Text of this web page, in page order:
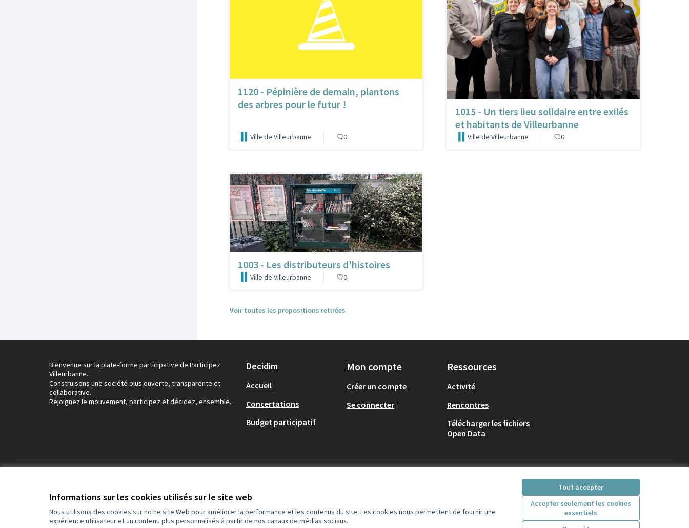
Informations sur les cookies utilisés sur le site web
Nous utilisons des cookies sur notre site Web pour améliorer la performance et les contenus du site. Les cookies nous permettent de fournir une
expérience utilisateur et un contenu plus personnalisés à partir de nos canaux de médias sociaux.
Tout accepter
Accepter seulement les cookies
essentiels
1120 - Pépinière de demain, plantons
des arbres pour le futur !
Ville de Villeurbanne 0
1015 - Un tiers lieu solidaire entre exilés
et habitants de Villeurbanne
Ville de Villeurbanne 0
1003 - Les distributeurs d'histoires
Ville de Villeurbanne 0
Voir toutes les propositions retirées
Bienvenue sur la plate-forme participative de Participez
Villeurbanne.
Construisons une société plus ouverte, transparente et
collaborative.
Rejoignez le mouvement, participez et décidez, ensemble.
Decidim
Accueil
Concertations
Budget participatif
Mon compte
Créer un compte
Se connecter
Ressources
Activité
Rencontres
Télécharger les fichiers
Open Data
(Lien externe)
(Lien externe)(Lien externe)(Lien externe)
Licence Creative
(Lien externe)